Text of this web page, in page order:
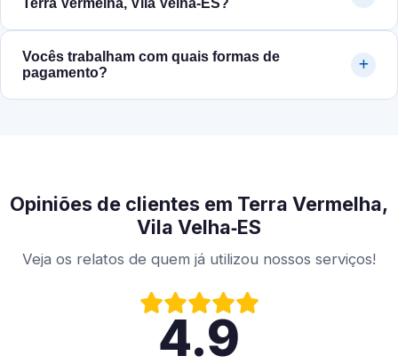
Terra Vermelha, Vila Velha‑ES?
Vocês trabalham com quais formas de
pagamento?
Opiniões de clientes em Terra Vermelha,
Vila Velha‑ES
Veja os relatos de quem já utilizou nossos serviços!
4.9